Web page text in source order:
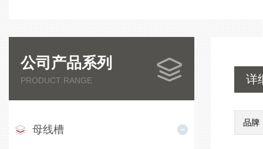
公司产品系列
PRODUCT RANGE
母线槽
详
品牌